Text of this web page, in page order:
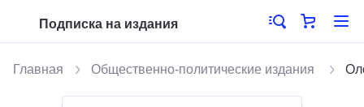
Подписка на издания
Главная Общественно-политические издания